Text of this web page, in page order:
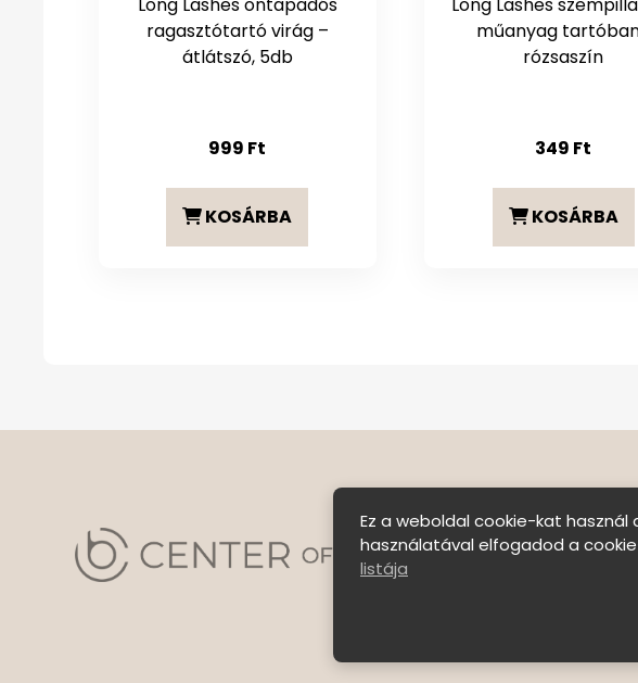
Long Lashes öntapadós
ragasztótartó virág –
átlátszó, 5db
999 Ft
KOSÁRBA
Long Lashes
műanyag
rózsaszín
349 Ft
KOSÁRBA
©
Ez a weboldal cookie-kat
használatával elfogadod a
listája